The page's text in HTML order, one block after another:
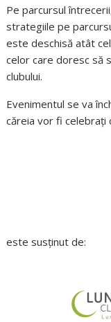
Pe parcursul
strategiile pe
este deschisă atât
celor care doresc să
clubului.
Evenimentul se va
căreia vor fi celebrați
este susținut de: